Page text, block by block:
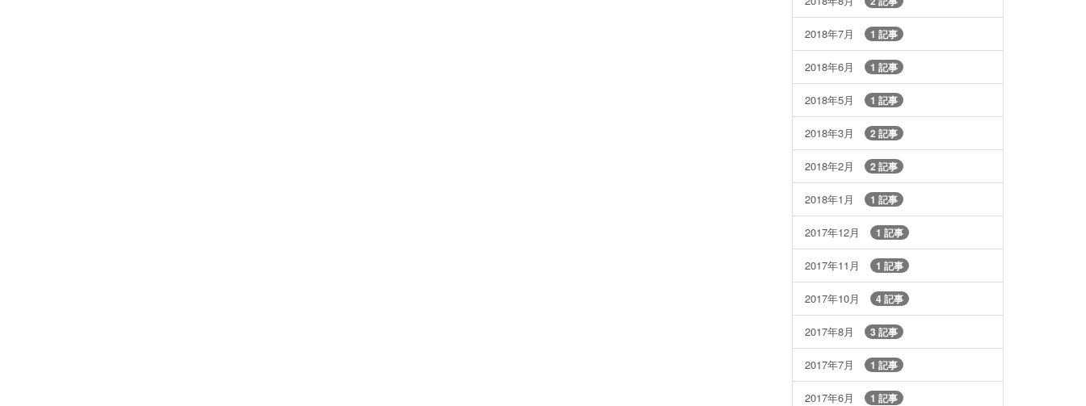
2018年7月 1 記事
2018年6月 1 記事
2018年5月 1 記事
2018年3月 2 記事
2018年2月 2 記事
2018年1月 1 記事
2017年12月 1 記事
2017年11月 1 記事
2017年10月 4 記事
2017年8月 3 記事
2017年7月 1 記事
2017年6月 1 記事